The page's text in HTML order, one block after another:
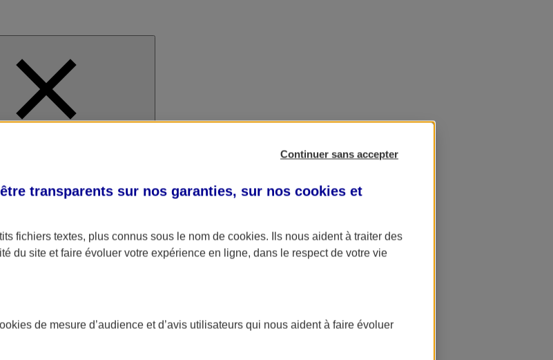
Continuer sans accepter
transparents sur nos garanties, sur nos cookies et
fichiers textes, plus connus sous le nom de cookies. Ils nous aident à traiter des
du site et faire évoluer votre expérience en ligne, dans le respect de votre vie
de mesure d’audience et d’avis utilisateurs qui nous aident à faire évoluer